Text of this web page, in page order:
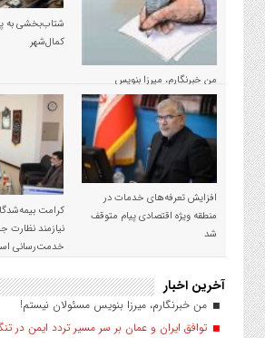
من خبرنگارم، میرزا بنویس
مسئولان نیستم!
شتاب‌بخشی به
کمال‌شهر
افزایش تعرفه‌های خدمات در
منطقه ویژه اقتصادی پیام متوقف
شد
کرامت
نیازمند نظارت
خدمت‌رسانی
آخرین اخبار
من خبرنگارم، میرزا بنویس مسئولان نیستم!
توافق ایران و عمان بر سر مسیر تردد ایمن در